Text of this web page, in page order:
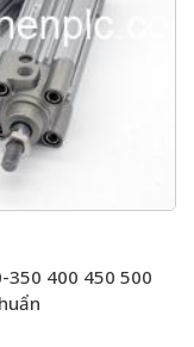
350 400 450 500